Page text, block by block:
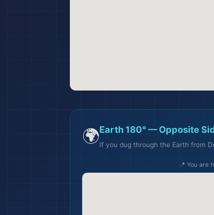
🌍Earth 180° — Opposite
If you dug through the Earth from
📍 You are